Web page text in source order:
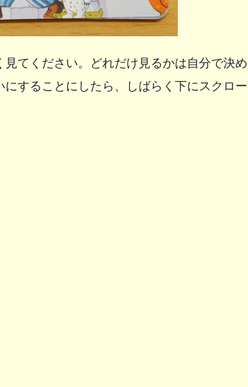
てください。どれだけ見るかは自分で決め
することにしたら、しばらく下にスクロー